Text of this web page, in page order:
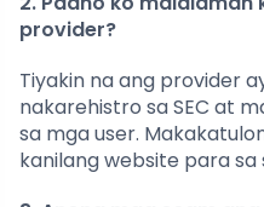
provider?
Tiyakin na ang provider
nakarehistro sa SEC at
sa mga user.
kanilang website para sa